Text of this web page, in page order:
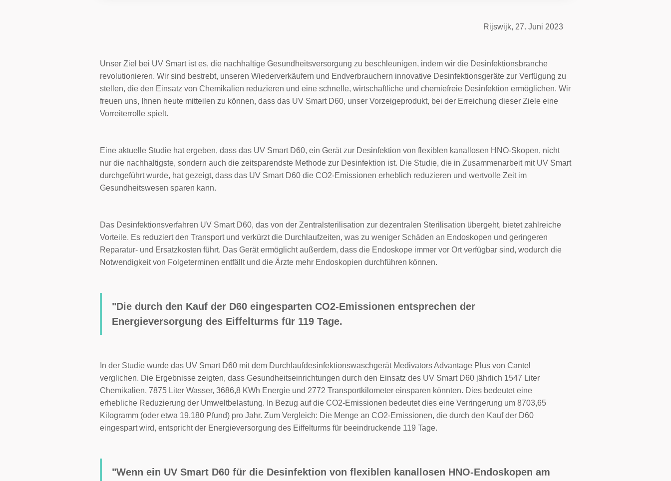
Rijswijk, 27. Juni 2023
Unser Ziel bei UV Smart ist es, die nachhaltige Gesundheitsversorgung zu beschleunigen, indem wir die Desinfektionsbranche
revolutionieren. Wir sind bestrebt, unseren Wiederverkäufern und Endverbrauchern innovative Desinfektionsgeräte zur Verfügung zu
stellen, die den Einsatz von Chemikalien reduzieren und eine schnelle, wirtschaftliche und chemiefreie Desinfektion ermöglichen. Wir
freuen uns, Ihnen heute mitteilen zu können, dass das UV Smart D60, unser Vorzeigeprodukt, bei der Erreichung dieser Ziele eine
Vorreiterrolle spielt.
Eine aktuelle Studie hat ergeben, dass das UV Smart D60, ein Gerät zur Desinfektion von flexiblen kanallosen HNO-Skopen, nicht
nur die nachhaltigste, sondern auch die zeitsparendste Methode zur Desinfektion ist. Die Studie, die in Zusammenarbeit mit UV Smart
durchgeführt wurde, hat gezeigt, dass das UV Smart D60 die CO2-Emissionen erheblich reduzieren und wertvolle Zeit im
Gesundheitswesen sparen kann.
Das Desinfektionsverfahren UV Smart D60, das von der Zentralsterilisation zur dezentralen Sterilisation übergeht, bietet zahlreiche
Vorteile. Es reduziert den Transport und verkürzt die Durchlaufzeiten, was zu weniger Schäden an Endoskopen und geringeren
Reparatur- und Ersatzkosten führt. Das Gerät ermöglicht außerdem, dass die Endoskope immer vor Ort verfügbar sind, wodurch die
Notwendigkeit von Folgeterminen entfällt und die Ärzte mehr Endoskopien durchführen können.
"Die durch den Kauf der D60 eingesparten CO2-Emissionen entsprechen der
Energieversorgung des Eiffelturms für 119 Tage.
In der Studie wurde das UV Smart D60 mit dem Durchlaufdesinfektionswaschgerät Medivators Advantage Plus von Cantel
verglichen. Die Ergebnisse zeigten, dass Gesundheitseinrichtungen durch den Einsatz des UV Smart D60 jährlich 1547 Liter
Chemikalien, 7875 Liter Wasser, 3686,8 KWh Energie und 2772 Transportkilometer einsparen könnten. Dies bedeutet eine
erhebliche Reduzierung der Umweltbelastung. In Bezug auf die CO2-Emissionen bedeutet dies eine Verringerung um 8703,65
Kilogramm (oder etwa 19.180 Pfund) pro Jahr. Zum Vergleich: Die Menge an CO2-Emissionen, die durch den Kauf der D60
eingespart wird, entspricht der Energieversorgung des Eiffelturms für beeindruckende 119 Tage.
"Wenn ein UV Smart D60 für die Desinfektion von flexiblen kanallosen HNO-Endoskopen am